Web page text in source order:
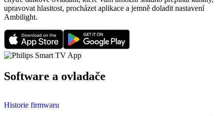
upravovat hlasitost, procházet aplikace a jemně doladit nastavení
Ambilight.
Software a ovladače
Historie firmwaru